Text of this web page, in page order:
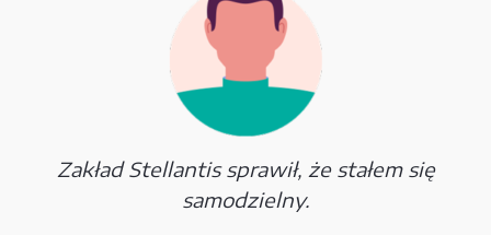
Zakład Stellantis sprawił, że stałem się
samodzielny.